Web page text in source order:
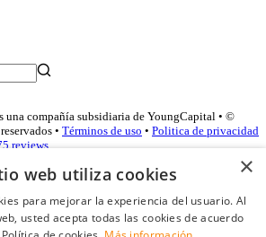
una compañía subsidiaria de YoungCapital • ©
• Términos de uso • Politica de privacidad
reviews
×
web utiliza cookies
para mejorar la experiencia del usuario. Al
usted acepta todas las cookies de acuerdo